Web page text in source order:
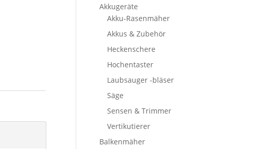
Akkugeräte
Akku-Rasenmäher
Akkus & Zubehör
Heckenschere
Hochentaster
Laubsauger -bläser
Säge
Sensen & Trimmer
Vertikutierer
Balkenmäher